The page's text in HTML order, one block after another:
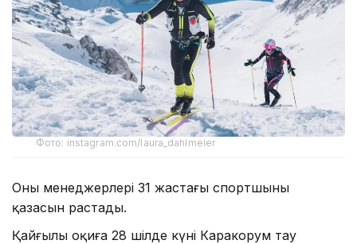
Фото: instagram.com/laura_dahlmeier
Оның менеджерлері 31 жастағы спортшының
қазасын растады.
Қайғылы оқиға 28 шілде күні Каракорум тау